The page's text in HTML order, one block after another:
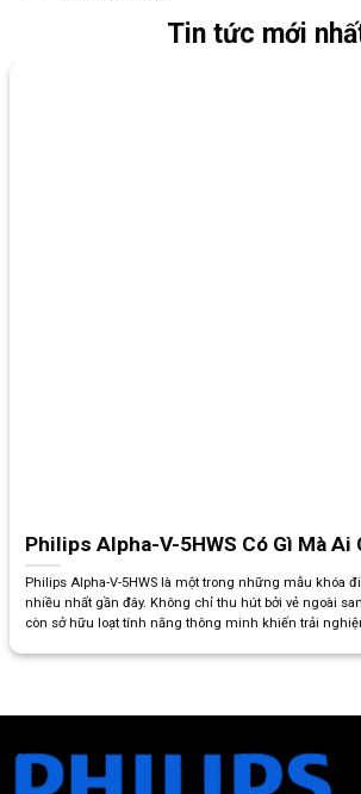
Tin tức mới
Philips Alpha-V-5HWS Có Gì Mà Ai
Philips Alpha-V-5HWS là một trong những mẫu khóa
nhiều nhất gần đây. Không chỉ thu hút bởi vẻ ngoài
còn sở hữu loạt tính năng thông minh khiến trải